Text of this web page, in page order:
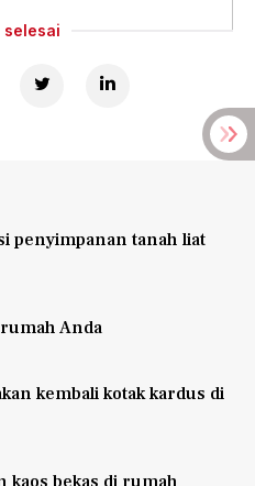
selesai
penyimpanan tanah liat
Anda
kembali kotak kardus di
kaos bekas di rumah